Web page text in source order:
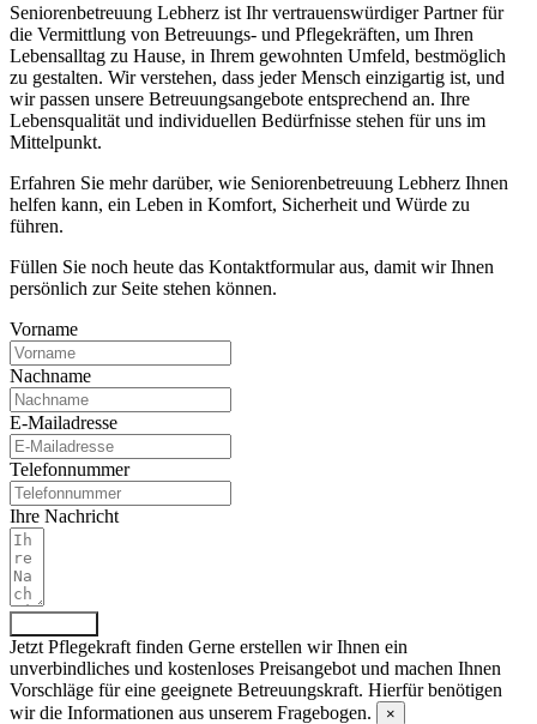
Seniorenbetreuung Lebherz ist Ihr vertrauenswürdiger Partner für
die Vermittlung von Betreuungs- und Pflegekräften, um Ihren
Lebensalltag zu Hause, in Ihrem gewohnten Umfeld, bestmöglich
zu gestalten. Wir verstehen, dass jeder Mensch einzigartig ist, und
wir passen unsere Betreuungsangebote entsprechend an. Ihre
Lebensqualität und individuellen Bedürfnisse stehen für uns im
Mittelpunkt.
Erfahren Sie mehr darüber, wie Seniorenbetreuung Lebherz Ihnen
helfen kann, ein Leben in Komfort, Sicherheit und Würde zu
führen.
Füllen Sie noch heute das Kontaktformular aus, damit wir Ihnen
persönlich zur Seite stehen können.
Vorname
Nachname
E-Mailadresse
Telefonnummer
Ihre Nachricht
Jetzt Pflegekraft finden Gerne erstellen wir Ihnen ein
unverbindliches und kostenloses Preisangebot und machen Ihnen
Vorschläge für eine geeignete Betreuungskraft. Hierfür benötigen
wir die Informationen aus unserem Fragebogen.
×